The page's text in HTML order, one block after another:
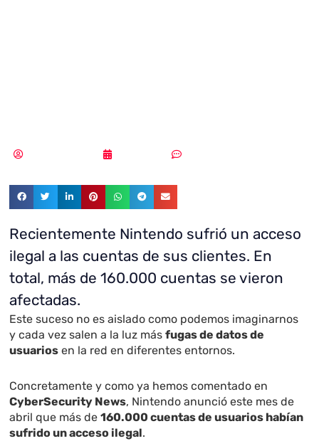
Recientemente Nintendo sufrió un acceso
ilegal a las cuentas de sus clientes. En
total, más de 160.000 cuentas se vieron
afectadas.
Este suceso no es aislado como podemos imaginarnos
y cada vez salen a la luz másfugas de datos de
usuarios en la red en diferentes entornos.
Concretamente y como ya hemos comentado en
CyberSecurity News, Nintendo anunció este mes de
abril que más de160.000 cuentas de usuarios habían
sufrido un acceso ilegal.